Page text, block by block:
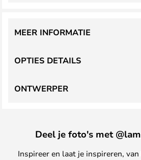
OPTIES DETAILS
MEER INFORMATIE
ONTWERPER
Deel je foto's met
Inspireer en laat je inspireren,